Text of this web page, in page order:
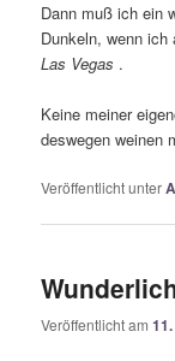
Dann muß ich ein
Dunkeln, wenn
Las Vegas .
Keine meiner
deswegen weinen
Veröffentlicht unter
Veröffentlicht am